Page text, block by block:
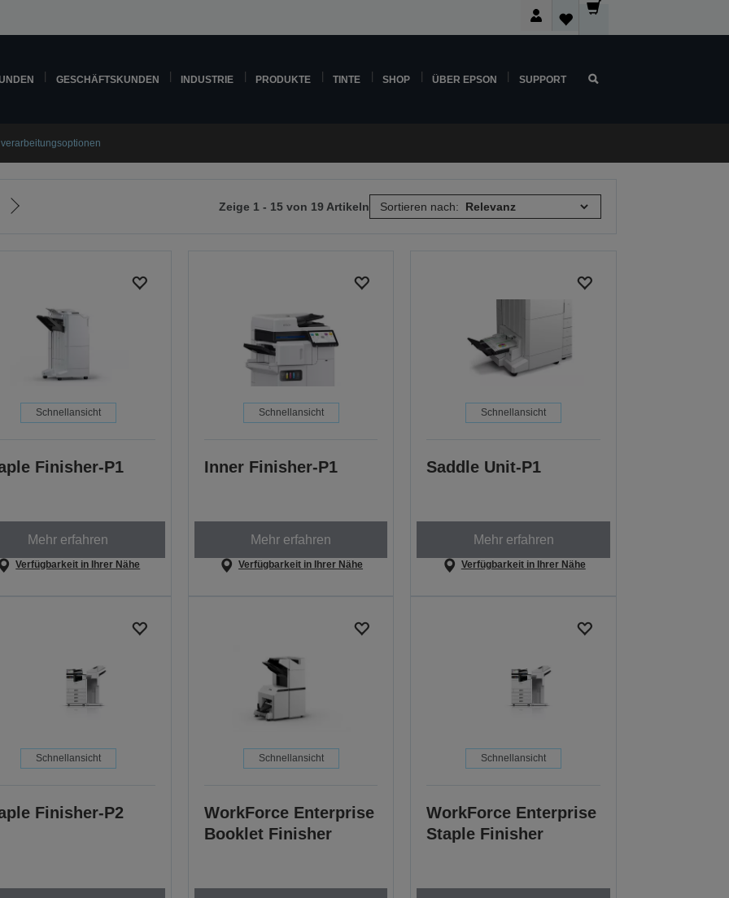
GESCHÄFTSKUNDEN INDUSTRIE PRODUKTE TINTE SHOP ÜBER EPSON SUPPORT
Zur
Zeige 1 - 15 von 19 Artikeln Sortieren nach:
Schnellansicht
Finisher-P1
Mehr erfahren
Verfügbarkeit in Ihrer Nähe
Schnellansicht
Inner Finisher-P1
Mehr erfahren
Verfügbarkeit in Ihrer Nähe
Schnellansicht
Saddle Unit-P1
Mehr erfahren
Verfügbarkeit in Ihrer Nähe
Schnellansicht
Finisher-P2
Schnellansicht
WorkForce Enterprise
Booklet Finisher
Schnellansicht
WorkForce Enterprise
Staple Finisher